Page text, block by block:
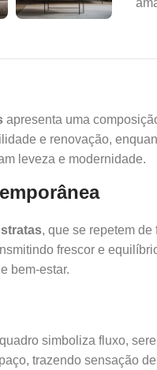
apresenta uma
e renovação,
leveza e modernidade.
, que se repetem
frescor e
bem-estar.
simboliza fluxo,
trazendo sensação